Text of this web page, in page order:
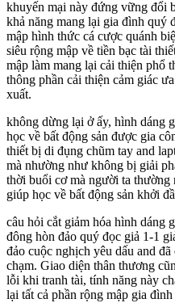
khuyến mại này đứng vững đổi
khả năng mang lại gia đình quý
mập hình thức cá cược quánh
siêu rộng mập về tiền bạc tài
mập làm mang lại cải thiện phổ
thông phần cải thiện cảm giác
xuất.
không dừng lại ở ấy, hình dáng
học về bất động sản được gia
thiết bị di đụng chũm tay and
mà nhường như không bị giải
thời buổi cơ mà người ta thường
giúp học về bất động sản khởi
câu hỏi cắt giảm hóa hình dáng
đông hòn đảo quý đọc giả 1-1
đảo cuộc nghịch yêu dấu and
chạm. Giao diện thân thương
lỗi khi tranh tài, tính năng này
lại tất cả phần rộng mập gia